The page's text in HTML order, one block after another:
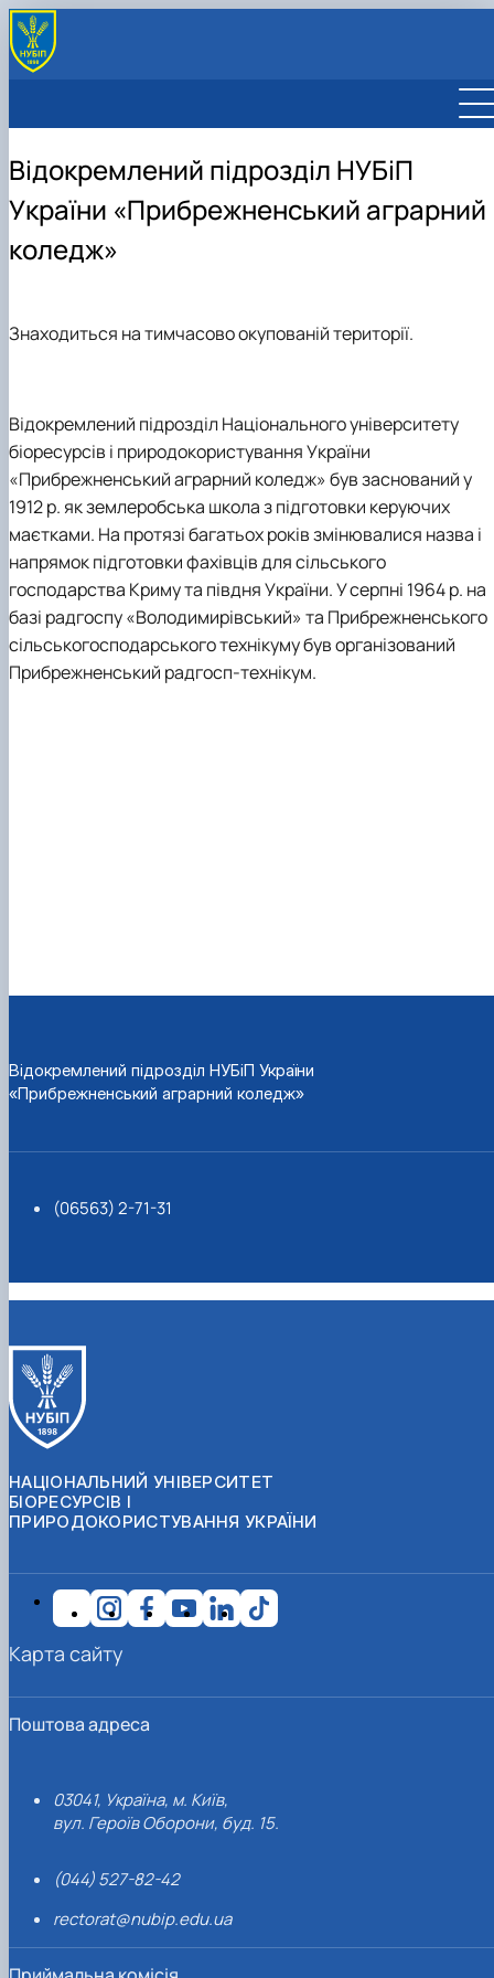
Відокремлений підрозділ НУБіП
України «Прибрежненський аграрний
коледж»
Знаходиться на тимчасово окупованій території.
Відокремлений підрозділ Національного університету
біоресурсів і природокористування України
«Прибрежненський аграрний коледж» був заснований у
1912 р. як землеробська школа з підготовки керуючих
маєтками. На протязі багатьох років змінювалися назва і
напрямок підготовки фахівців для сільського
господарства Криму та півдня України. У серпні 1964 р. на
базі радгоспу «Володимирівський» та Прибрежненського
сільськогосподарського технікуму був організований
Прибрежненський радгосп-технікум.
Відокремлений підрозділ НУБіП України
«Прибрежненський аграрний коледж»
(06563) 2-71-31
НАЦІОНАЛЬНИЙ УНІВЕРСИТЕТ
БІОРЕСУРСІВ І
ПРИРОДОКОРИСТУВАННЯ УКРАЇНИ
Поштова адреса
03041, Україна, м. Київ,
вул. Героїв Оборони, буд. 15.
(044) 527-82-42
rectorat@nubip.edu.ua
Карта сайту